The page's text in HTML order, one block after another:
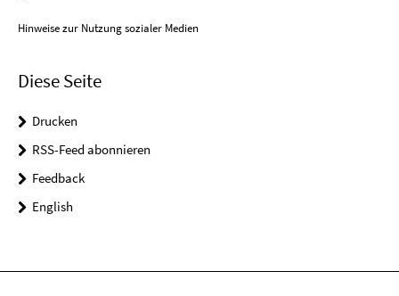
Hinweise zur Nutzung sozialer Medien
Diese Seite
Drucken
RSS-Feed abonnieren
Feedback
English